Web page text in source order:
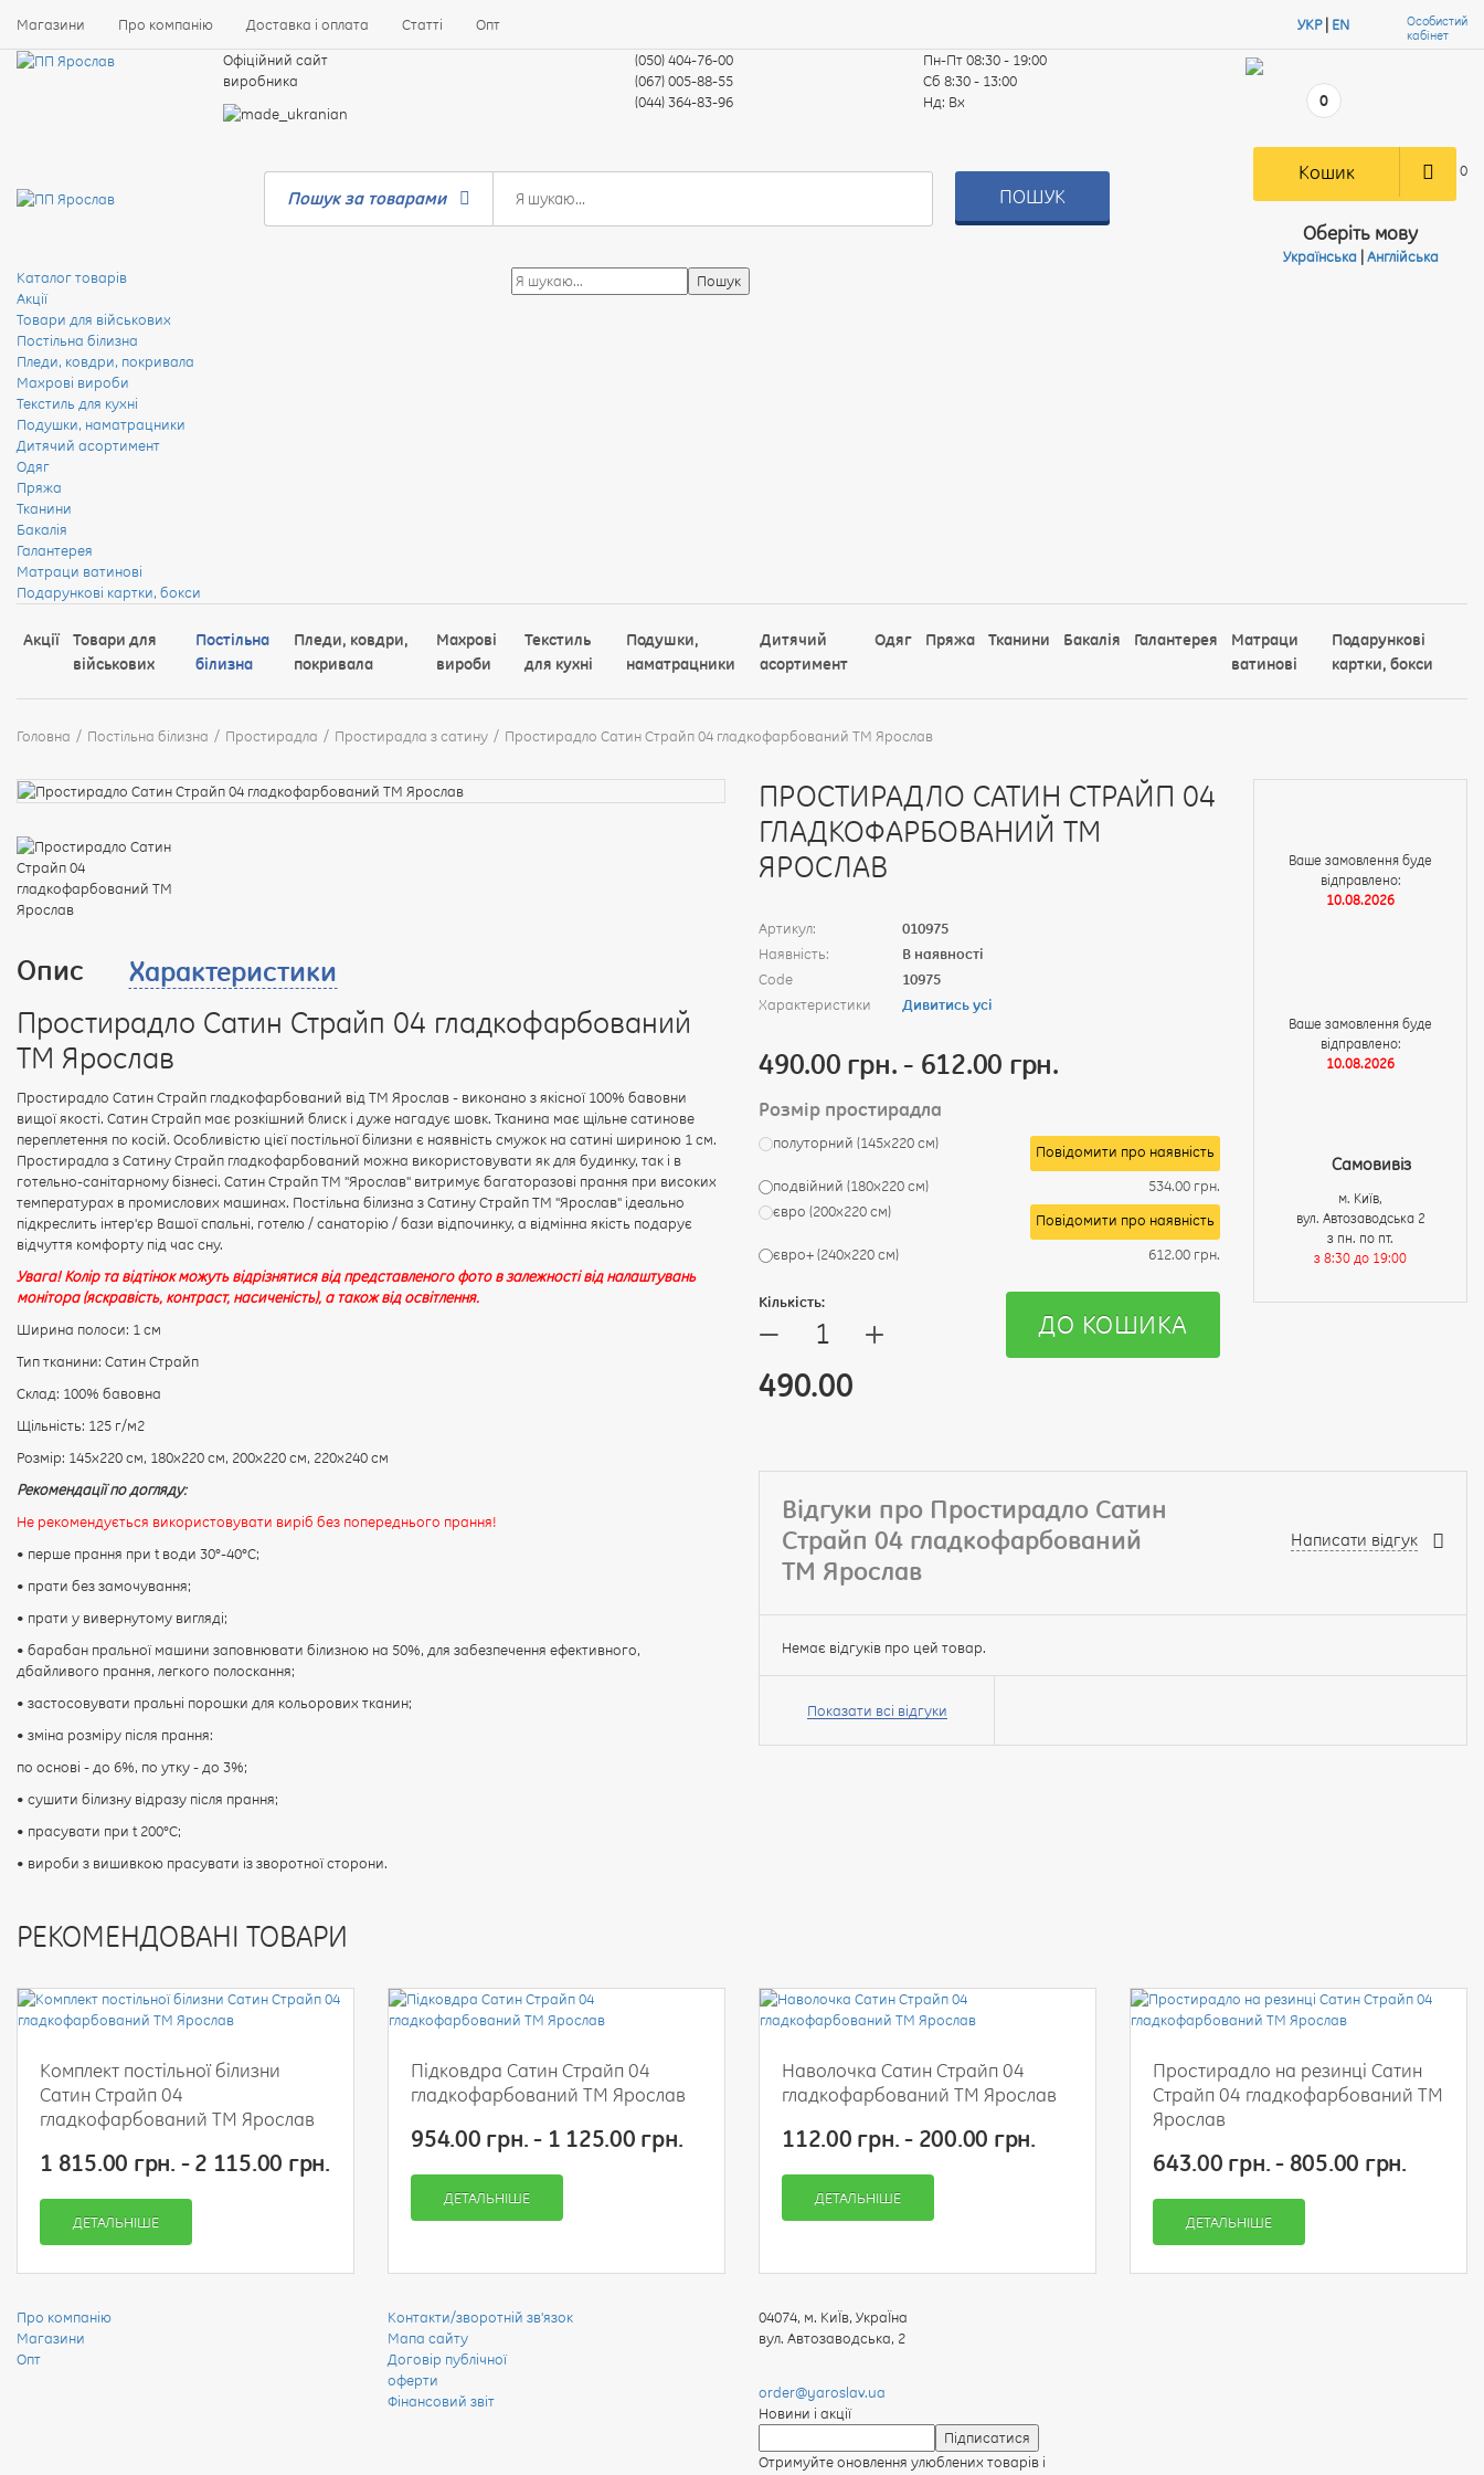
Магазини Про компанію Доставка і оплата Статті Опт УКР| EN
Особистий
кабінет
Офіційний сайт
виробника
(050) 404-76-00
(067) 005-88-55
(044) 364-83-96
Пн-Пт08:30 - 19:00
Сб8:30 - 13:00
Нд: Вх 0
Пошук за товарами ПОШУК
Кошик 0
Оберіть мову
Українська| Англійська
Каталог товарів
Акції
Товари для військових
Постільна білизна
Пледи, ковдри, покривала
Махрові вироби
Текстиль для кухні
Подушки, наматрацники
Дитячий асортимент
Одяг
Пряжа
Тканини
Бакалія
Галантерея
Матраци ватинові
Подарункові картки, бокси
Акції
Товари для
військових
Постільна
білизна
Пледи, ковдри,
покривала
Махрові
вироби
Текстиль
для кухні
Подушки,
наматрацники
Дитячий
асортимент
Одяг Пряжа Тканини Бакалія Галантерея
Матраци
ватинові
Подарункові
картки, бокси
Головна Постільна білизна Простирадла Простирадла з сатину Простирадло Сатин Страйп 04 гладкофарбований ТМ Ярослав
Опис Характеристики
Простирадло Сатин Страйп 04 гладкофарбований
ТМ Ярослав
Простирадло Сатин Страйп гладкофарбований від ТМ Ярослав - виконано з якісної 100% бавовни
вищої якості. Сатин Страйп має розкішний блиск і дуже нагадує шовк. Тканина має щільне сатинове
переплетення по косій. Особливістю цієї постільної білизни є наявність смужок на сатині шириною 1 см.
Простирадла з Сатину Страйп гладкофарбований можна використовувати як для будинку, так і в
готельно-санітарному бізнесі. Сатин Страйп ТМ "Ярослав" витримує багаторазові прання при високих
температурах в промислових машинах. Постільна білизна з Сатину Страйп ТМ "Ярослав" ідеально
підкреслить інтер'єр Вашої спальні, готелю / санаторію / бази відпочинку, а відмінна якість подарує
відчуття комфорту під час сну.
Увага! Колір та відтінок можуть відрізнятися від представленого фото в залежності від налаштувань
монітора (яскравість, контраст, насиченість), а також від освітлення.
Ширина полоси: 1 см
Тип тканини: Сатин Страйп
Склад: 100% бавовна
Щільність: 125 г/м2
Розмір: 145х220 см, 180х220 см, 200х220 см, 220х240 см
Рекомендації по догляду:
Не рекомендується використовувати виріб без попереднього прання!
• перше прання при t води 30°-40°C;
• прати без замочування;
• прати у вивернутому вигляді;
• барабан пральної машини заповнювати білизною на 50%, для забезпечення ефективного,
дбайливого прання, легкого полоскання;
• застосовувати пральні порошки для кольорових тканин;
• зміна розміру після прання:
по основі - до 6%, по утку - до 3%;
• сушити білизну відразу після прання;
• прасувати при t 200°С;
• вироби з вишивкою прасувати із зворотної сторони.
ПРОСТИРАДЛО САТИН СТРАЙП 04
ГЛАДКОФАРБОВАНИЙ ТМ
ЯРОСЛАВ
Артикул:
010975
Наявність:
В наявності
Code
10975
Характеристики
Дивитись усі
490.00 грн. - 612.00 грн.
Розмір простирадла
полуторний (145х220 см)
Повідомити про наявність
подвійний (180х220 см)
534.00 грн.
євро (200х220 см)
Повідомити про наявність
євро+ (240х220 см)
612.00 грн.
Кількість:
— +
490.00
ДО КОШИКА
Ваше замовлення буде
відправлено:
10.08.2026
Ваше замовлення буде
відправлено:
10.08.2026
Самовивіз
м. Київ,
вул. Автозаводська 2
з пн. по пт.
з 8:30 до 19:00
Відгуки про Простирадло Сатин
Страйп 04 гладкофарбований
ТМ Ярослав
Написати відгук
Немає відгуків про цей товар.
Ваше
Показати всі відгуки
РЕКОМЕНДОВАНІ ТОВАРИ
Комплект постільної білизни
Сатин Страйп 04
гладкофарбований ТМ Ярослав
1 815.00 грн. - 2 115.00 грн.
ДЕТАЛЬНІШЕ
Підковдра Сатин Страйп 04
гладкофарбований ТМ Ярослав
954.00 грн. - 1 125.00 грн.
ДЕТАЛЬНІШЕ
Наволочка Сатин Страйп 04
гладкофарбований ТМ Ярослав
112.00 грн. - 200.00 грн.
ДЕТАЛЬНІШЕ
Простирадло на резинці Сатин
Страйп 04 гладкофарбований ТМ
Ярослав
643.00 грн. - 805.00 грн.
ДЕТАЛЬНІШЕ
Про компанію
Магазини
Опт
Контакти/зворотній зв'язок
Мапа сайту
Договір публічної
оферти
Фінансовий звіт
04074, м. КиЇв, УкраЇна
вул. Автозаводська, 2
order@yaroslav.ua
Новини і акції
Отримуйте оновлення улюблених товарів і